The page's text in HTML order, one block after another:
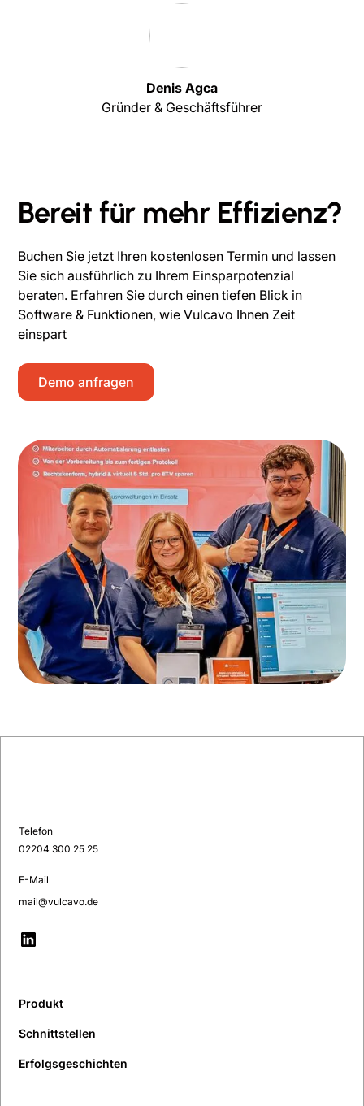
Denis Agca
Gründer & Geschäftsführer
Bereit für mehr Effizienz?
Buchen Sie jetzt Ihren kostenlosen Termin und lassen
Sie sich ausführlich zu Ihrem Einsparpotenzial
beraten. Erfahren Sie durch einen tiefen Blick in
Software & Funktionen, wie Vulcavo Ihnen Zeit
einspart
Demo anfragen
Telefon
02204 300 25 25
E-Mail
mail@vulcavo.de
Produkt
Schnittstellen
Erfolgsgeschichten